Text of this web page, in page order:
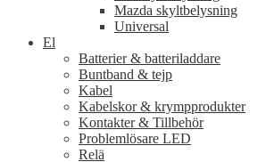
Mazda skyltbelysning
Universal
El
Batterier & batteriladdare
Buntband & tejp
Kabel
Kabelskor & krympprodukter
Kontakter & Tillbehör
Problemlösare LED
Relä